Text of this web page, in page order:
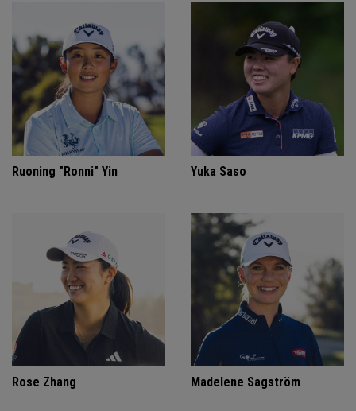
Ruoning "Ronni" Yin Yuka Saso
Rose Zhang Madelene Sagström